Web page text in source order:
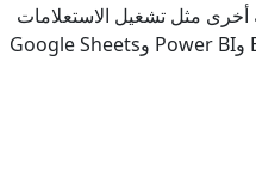
مثل تشغيل الاستعلامات
على SQL، وفهم اتجاهات البيانات، وإنشاء لوحات المعلومات باستخدام Excel وPower BI وGoogle Sheets